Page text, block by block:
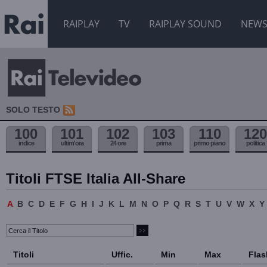
RAIPLAY TV RAIPLAY SOUND NEWS
SOLO TESTO
100
indice
101
ultim'ora
102
24 ore
103
prima
110
primo piano
120
politica
Titoli FTSE Italia All-Share
A B C D E F G H I J K L M N O P Q R S T U V W X Y
Titoli Uffic. Min Max